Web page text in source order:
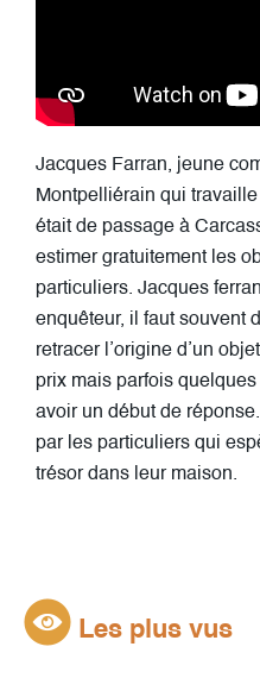
Jacques Farran, jeune
Montpelliérain qui
était de passage à
estimer gratuitement les
particuliers. Jacques
enquêteur, il faut souvent
retracer l’origine d’un
prix mais parfois
avoir un début de
par les particuliers qui
trésor dans leur maison.
Les plus vus